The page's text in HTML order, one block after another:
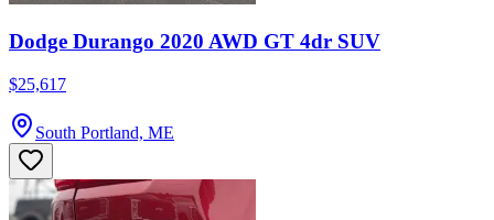
Dodge Durango 2020 AWD GT 4dr SUV
$25,617
South Portland, ME